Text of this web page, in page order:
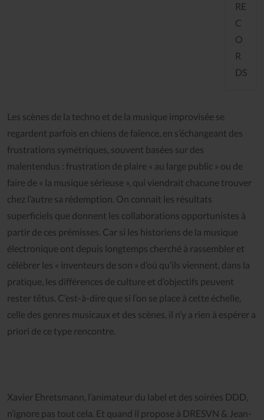
RE
C
O
R
DS
Les scènes de la techno et de la musique improvisée se
regardent parfois en chiens de faïence, en s’échangeant des
frustrations symétriques, souvent basées sur des
malentendus : frustration de plaire « au large public » ou de
faire de « la musique sérieuse », qui viendrait chacune trouver
chez l’autre sa rédemption. On connait les résultats
superficiels que donnent les collaborations opportunistes à
partir de ces prémisses. Car si les historiens de la musique
électronique ont depuis longtemps cherché à rassembler et
célébrer les « inventeurs de son » d’où qu’ils viennent, dans la
pratique, les différences de culture et d’objectifs peuvent
rester têtus. C’est-à-dire que si l’on se place à cette échelle,
celle des genres musicaux et des scènes, il n’y a rien à espérer a
priori de ce type rencontre.
Xavier Ehretsmann, l’animateur du label et des soirées DDD,
n’ignore pas tout cela. Et quand il propose à DRESVN & Jean-